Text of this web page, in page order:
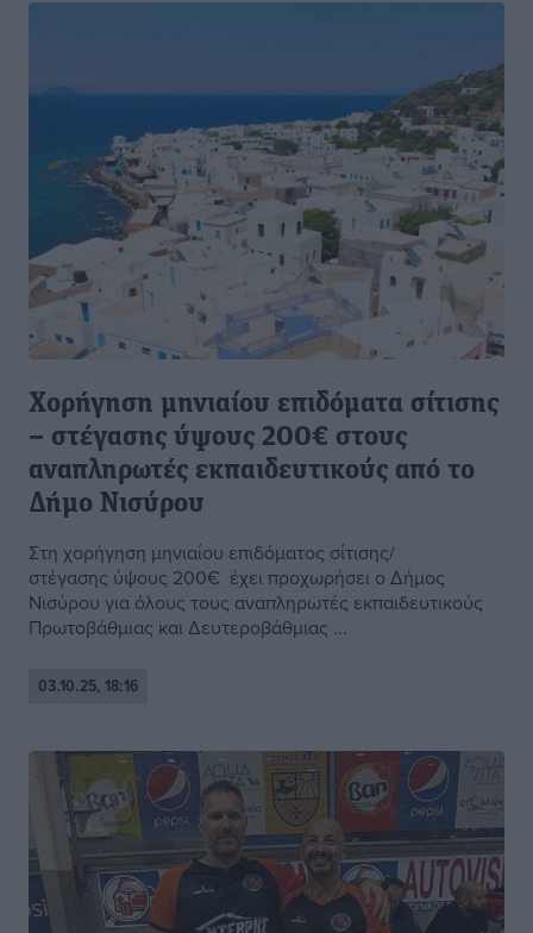
Χορήγηση μηνιαίου επιδόματα σίτισης
– στέγασης ύψους 200€ στους
αναπληρωτές εκπαιδευτικούς από το
Δήμο Νισύρου
Στη χορήγηση μηνιαίου επιδόματος σίτισης/
στέγασης ύψους 200€ έχει προχωρήσει ο Δήμος
Νισύρου για όλους τους αναπληρωτές εκπαιδευτικούς
Πρωτοβάθμιας και Δευτεροβάθμιας ...
03.10.25, 18:16